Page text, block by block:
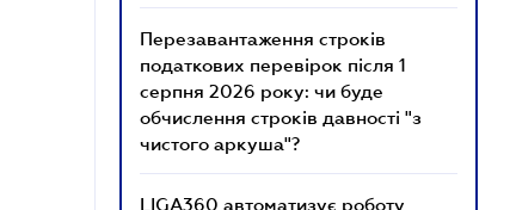
Перезавантаження строків
податкових перевірок після 1
серпня 2026 року: чи буде
обчислення строків давності "з
чистого аркуша"?
LIGA360 автоматизує роботу